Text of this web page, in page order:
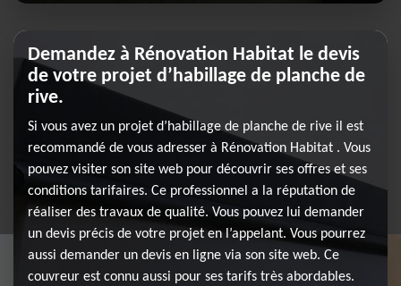
Demandez à Rénovation Habitat le devis
de votre projet d’habillage de planche de
rive.
Si vous avez un projet d’habillage de planche de rive il est
recommandé de vous adresser à Rénovation Habitat . Vous
pouvez visiter son site web pour découvrir ses offres et ses
conditions tarifaires. Ce professionnel a la réputation de
réaliser des travaux de qualité. Vous pouvez lui demander
un devis précis de votre projet en l’appelant. Vous pourrez
aussi demander un devis en ligne via son site web. Ce
couvreur est connu aussi pour ses tarifs très abordables.